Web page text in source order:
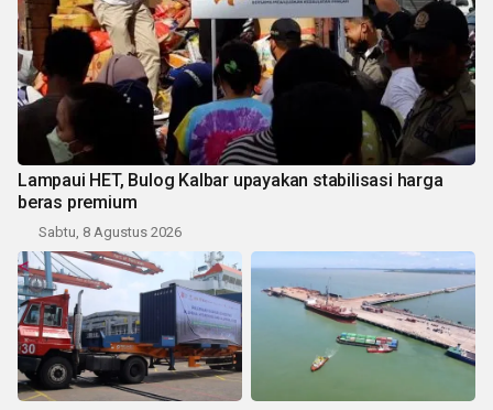
Lampaui HET, Bulog Kalbar upayakan stabilisasi harga
beras premium
Sabtu, 8 Agustus 2026